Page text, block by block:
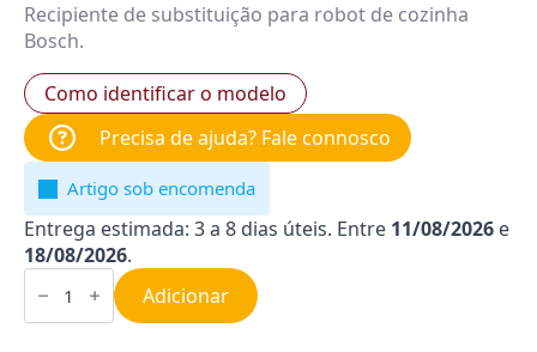
Recipiente de substituição para robot de cozinha
Bosch.
Como identificar o modelo
Precisa de ajuda? Fale connosco
Artigo sob encomenda
Entrega estimada: 3 a 8 dias úteis. Entre 11/08/2026 e
18/08/2026.
Quantidade
de
para
Adicionar